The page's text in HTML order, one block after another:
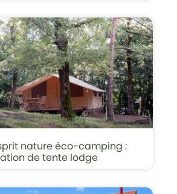
nature éco-camping :
de tente lodge